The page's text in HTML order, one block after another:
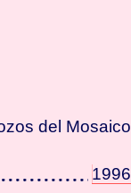
del Mosaico
1996